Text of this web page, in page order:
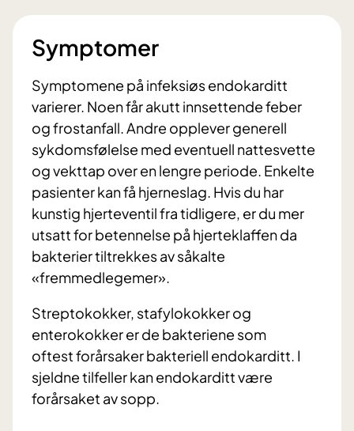
Symptomer
Symptomene på infeksiøs endokarditt
varierer. Noen får akutt innsettende feber
og frostanfall. Andre opplever generell
sykdomsfølelse med eventuell nattesvette
og vekttap over en lengre periode. Enkelte
pasienter kan få hjerneslag. Hvis du har
kunstig hjerteventil fra tidligere, er du mer
utsatt for betennelse på hjerteklaffen da
bakterier tiltrekkes av såkalte
«fremmedlegemer».
Streptokokker, stafylokokker og
enterokokker er de bakteriene som
oftest forårsaker bakteriell endokarditt. I
sjeldne tilfeller kan endokarditt være
forårsaket av sopp.